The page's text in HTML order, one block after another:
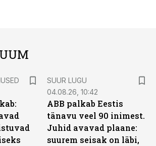
SUUR LUGU
04.08.26, 10:42
ABB palkab Eestis
tänavu veel 90 inimest.
Juhid avavad plaane:
suurem seisak on läbi,